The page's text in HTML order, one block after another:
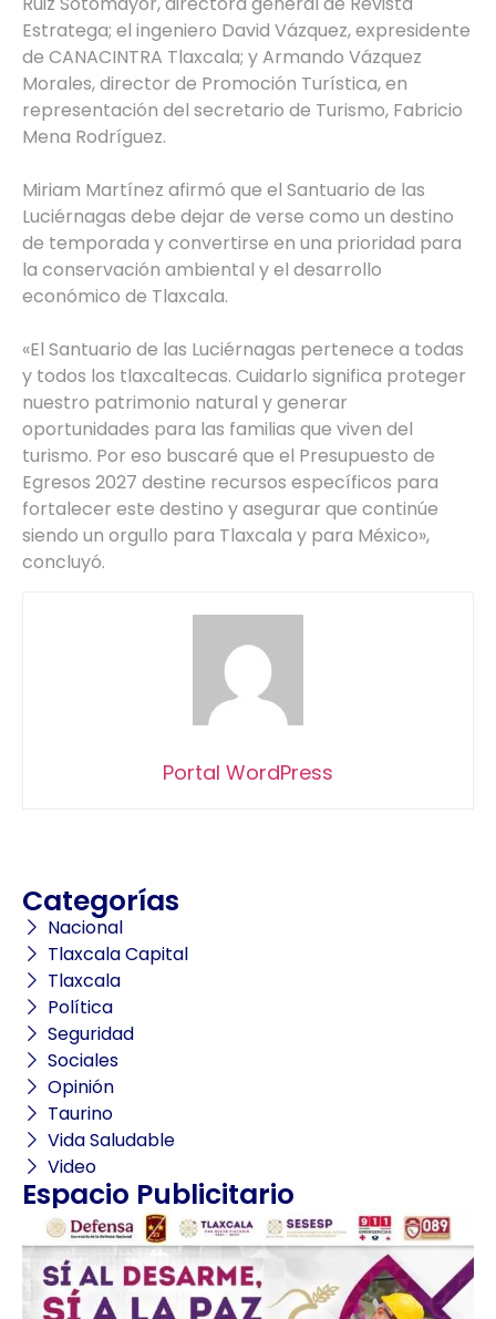
Estratega; el ingeniero David Vázquez, expresidente
de CANACINTRA Tlaxcala; y Armando Vázquez
Morales, director de Promoción Turística, en
representación del secretario de Turismo, Fabricio
Mena Rodríguez.
Miriam Martínez afirmó que el Santuario de las
Luciérnagas debe dejar de verse como un destino
de temporada y convertirse en una prioridad para
la conservación ambiental y el desarrollo
económico de Tlaxcala.
«El Santuario de las Luciérnagas pertenece a todas
y todos los tlaxcaltecas. Cuidarlo significa proteger
nuestro patrimonio natural y generar
oportunidades para las familias que viven del
turismo. Por eso buscaré que el Presupuesto de
Egresos 2027 destine recursos específicos para
fortalecer este destino y asegurar que continúe
siendo un orgullo para Tlaxcala y para México»,
concluyó.
Portal WordPress
Categorías
Nacional
Tlaxcala Capital
Tlaxcala
Política
Seguridad
Sociales
Opinión
Taurino
Vida Saludable
Video
Espacio Publicitario